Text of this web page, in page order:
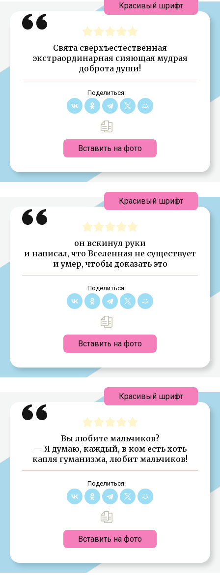
Свята сверхъестественная
экстраординарная сияющая мудрая
доброта души!
Поделиться:
Вставить на фото
Красивый шрифт
он вскинул руки
и написал, что Вселенная не существует
и умер, чтобы доказать это
Поделиться:
Вставить на фото
Красивый шрифт
Вы любите мальчиков?
— Я думаю, каждый, в ком есть хоть
капля гуманизма, любит мальчиков!
Поделиться:
Вставить на фото
Красивый шрифт